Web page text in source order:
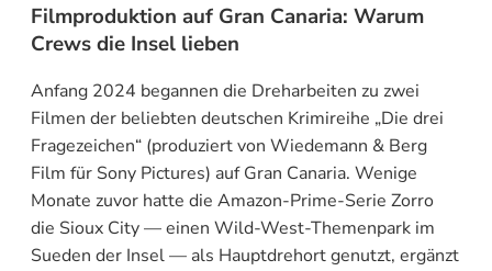
Filmproduktion auf Gran Canaria: Warum
Crews die Insel lieben
Anfang 2024 begannen die Dreharbeiten zu zwei
Filmen der beliebten deutschen Krimireihe „Die drei
Fragezeichen“ (produziert von Wiedemann & Berg
Film für Sony Pictures) auf Gran Canaria. Wenige
Monate zuvor hatte die Amazon-Prime-Serie Zorro
die Sioux City — einen Wild-West-Themenpark im
Sueden der Insel — als Hauptdrehort genutzt, ergänzt